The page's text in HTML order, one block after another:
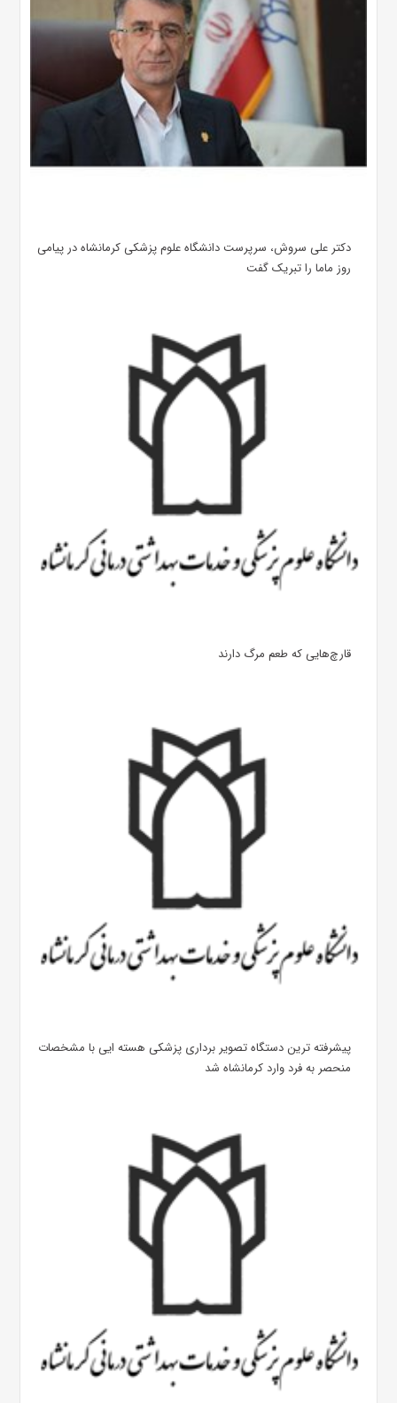
دکتر علی سروش، سرپرست دانشگاه علوم پزشکی کرمانشاه در پیامی
روز ماما را تبریک گفت
قارچ‌هایی که طعم مرگ دارند
پیشرفته ترین دستگاه تصویر برداری پزشکی هسته ایی با مشخصات
منحصر به فرد وارد کرمانشاه شد